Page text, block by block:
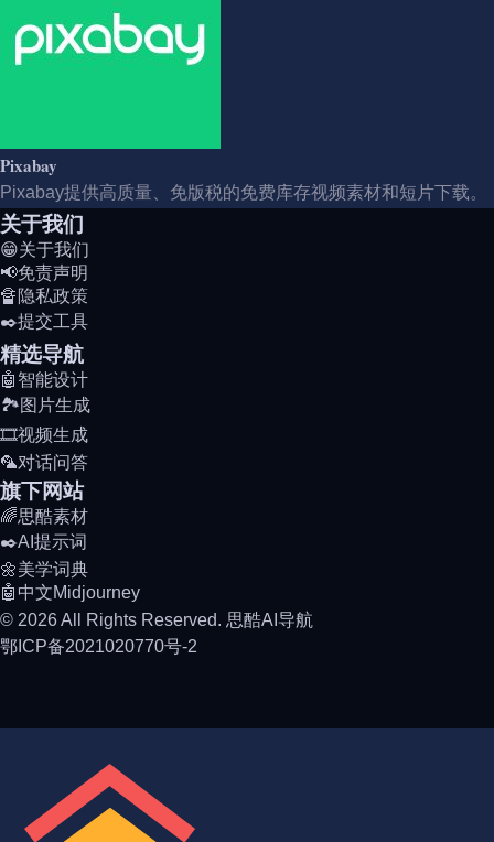
Pixabay
Pixabay提供高质量、免版税的免费库存视频素材和短片下载。
关于我们
😁关于我们
📢免责声明
🔏隐私政策
✒️提交工具
精选导航
🤖智能设计
🏞️图片生成
🎞️视频生成
🦜对话问答
旗下网站
🌈思酷素材
✒️AI提示词
🌼美学词典
🤖中文Midjourney
© 2026 All Rights Reserved. 思酷AI导航
鄂ICP备2021020770号-2